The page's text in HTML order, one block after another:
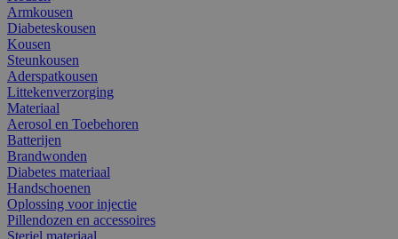
Armkousen
Diabeteskousen
Kousen
Steunkousen
Aderspatkousen
Littekenverzorging
Materiaal
Aerosol en Toebehoren
Batterijen
Brandwonden
Diabetes materiaal
Handschoenen
Oplossing voor injectie
Pillendozen en accessoires
Steriel materiaal